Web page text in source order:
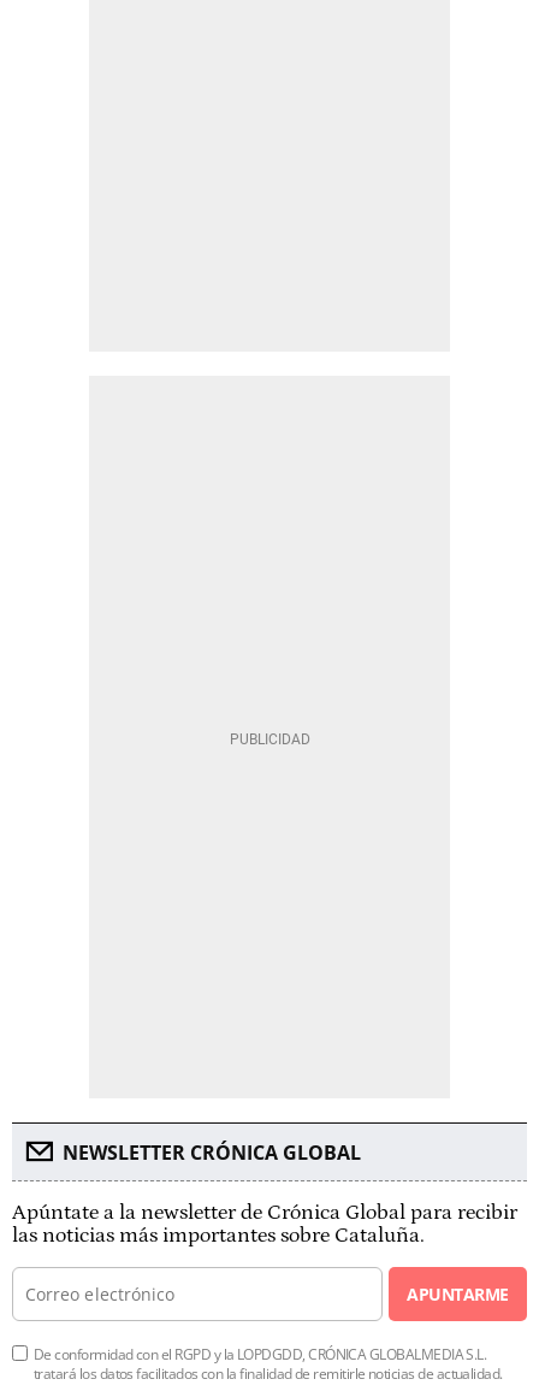
NEWSLETTER CRÓNICA GLOBAL
Apúntate a la newsletter de Crónica Global para recibir
las noticias más importantes sobre Cataluña.
APUNTARME
De conformidad con el RGPD y la LOPDGDD, CRÓNICA GLOBALMEDIA S.L.
tratará los datos facilitados con la finalidad de remitirle noticias de actualidad.